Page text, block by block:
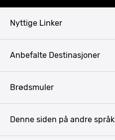
Nyttige Linker
Anbefalte Destinasjoner
Brødsmuler
Denne siden på andre språk